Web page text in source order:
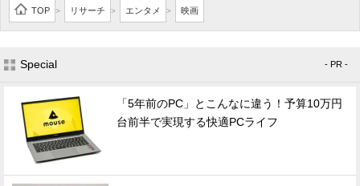
TOP > リサーチ > エンタメ > 映画
Special - PR -
「5年前のPC」とこんなに違う！予算10万円
台前半で実現する快適PCライフ